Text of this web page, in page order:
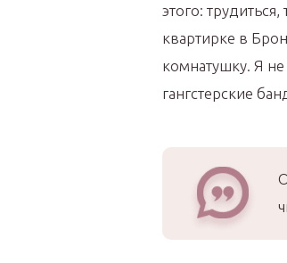
этого:
квартирке в
комнатушку. Я
гангстерские